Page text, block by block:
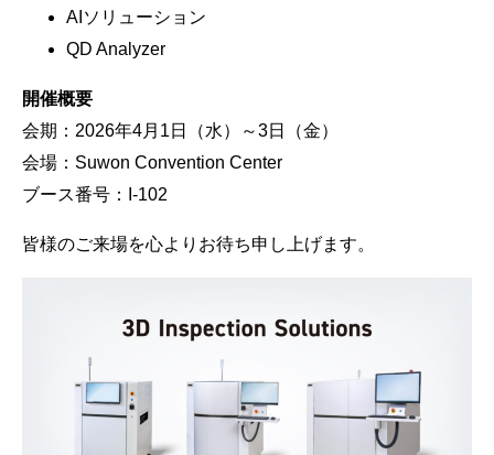
AIソリューション
QD Analyzer
開催概要
会期：2026年4月1日（水）～3日（金）
会場：Suwon Convention Center
ブース番号：I-102
皆様のご来場を心よりお待ち申し上げます。